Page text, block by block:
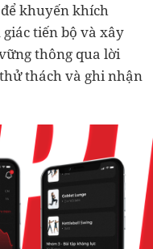
khuyến khích
tiến bộ và xây
thông qua lời
thách và ghi nhận